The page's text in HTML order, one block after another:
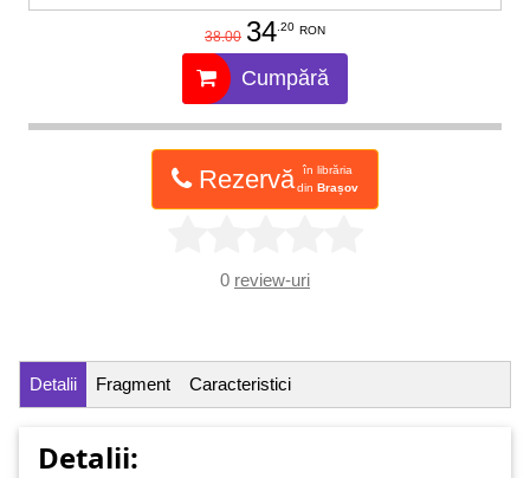
38.00 34.20 RON
Cumpără
Rezervă
în librăria
din Brașov
0 review-uri
Detalii Fragment Caracteristici
Detalii: